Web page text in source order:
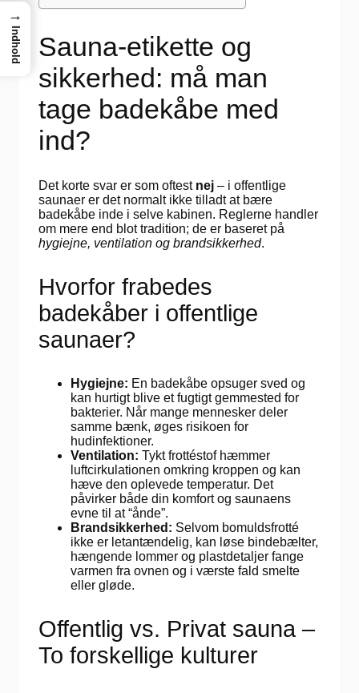
Sauna-etikette og
sikkerhed: må man
tage badekåbe med
ind?
Det korte svar er som oftest nej – i offentlige
saunaer er det normalt ikke tilladt at bære
badekåbe inde i selve kabinen. Reglerne handler
om mere end blot tradition; de er baseret på
hygiejne, ventilation og brandsikkerhed.
Hvorfor frabedes
badekåber i offentlige
saunaer?
Hygiejne: En badekåbe opsuger sved og
kan hurtigt blive et fugtigt gemmested for
bakterier. Når mange mennesker deler
samme bænk, øges risikoen for
hudinfektioner.
Ventilation: Tykt frottéstof hæmmer
luftcirkulationen omkring kroppen og kan
hæve den oplevede temperatur. Det
påvirker både din komfort og saunaens
evne til at “ånde”.
Brandsikkerhed: Selvom bomuldsfrotté
ikke er letantændelig, kan løse bindebælter,
hængende lommer og plastdetaljer fange
varmen fra ovnen og i værste fald smelte
eller gløde.
Offentlig vs. Privat sauna –
To forskellige kulturer
→
Indhold